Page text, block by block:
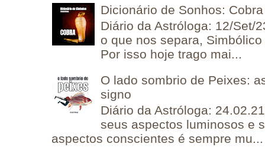
Dicionário de Sonhos: Cobra
Diário da Astróloga: 12/Set/
o que nos separa,
Por isso hoje trago mai...
O lado sombrio de Peixes:
signo
Diário da Astróloga:
seus aspectos luminosos e
aspectos conscientes é sempre mu...